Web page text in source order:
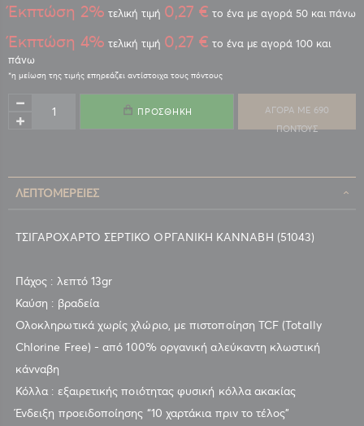
Έκπτώση 2% τελική τιμή 0,27 € το ένα με αγορά 50 και πάνω
Έκπτώση 4% τελική τιμή 0,27 € το ένα με αγορά 100 και
πάνω
ΠΡΟΣΘΉΚΗ
ΑΓΟΡΑ ΜΕ 690
ΠΟΝΤΟΥΣ
ΛΕΠΤΟΜΈΡΕΙΕΣ
ΤΣΙΓΑΡΟΧΑΡΤΟ ΣΕΡΤΙΚΟ ΟΡΓΑΝΙΚΗ ΚΑΝΝΑΒΗ (51043)
Πάχος : λεπτό 13gr
Καύση : βραδεία
Ολοκληρωτικά χωρίς χλώριο, με πιστοποίηση TCF (Totally
Chlorine Free) - από 100% οργανική αλεύκαντη κλωστική
κάνναβη
Κόλλα : εξαιρετικής ποιότητας φυσική κόλλα ακακίας
Ένδειξη προειδοποίησης “10 χαρτάκια πριν το τέλος”